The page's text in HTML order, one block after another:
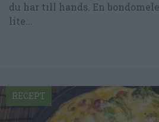
du har till hands. En
lite...
RECEPT